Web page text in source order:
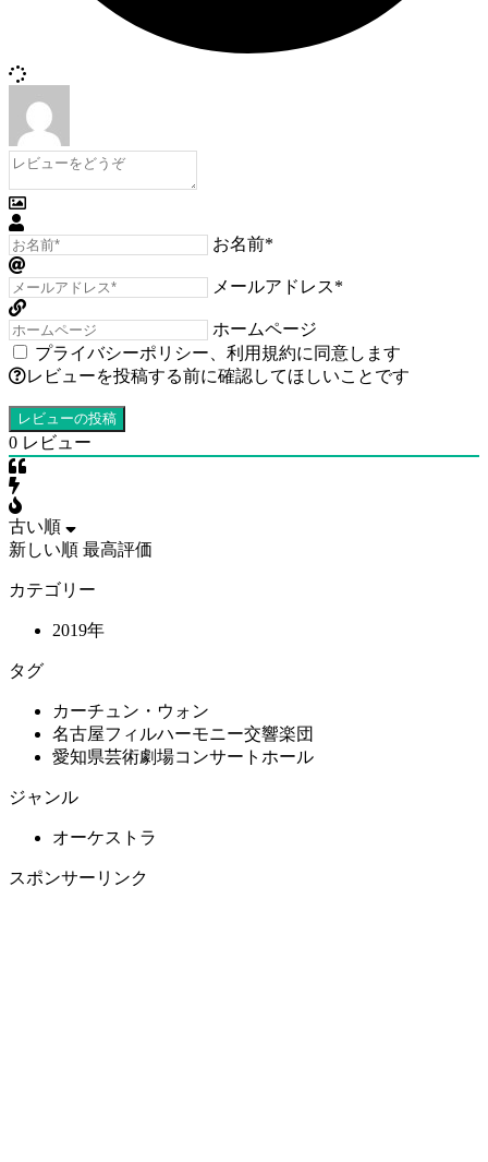
お名前*
メールアドレス*
ホームページ
プライバシーポリシー
利用規約に同意します
レビューを投稿する前に確認してほしいことです
0 レビュー
古い順
新しい順 最高評価
カテゴリー
2019年
タグ
カーチュン・ウォン
名古屋フィルハーモニー交響楽団
愛知県芸術劇場コンサートホール
ジャンル
オーケストラ
スポンサーリンク